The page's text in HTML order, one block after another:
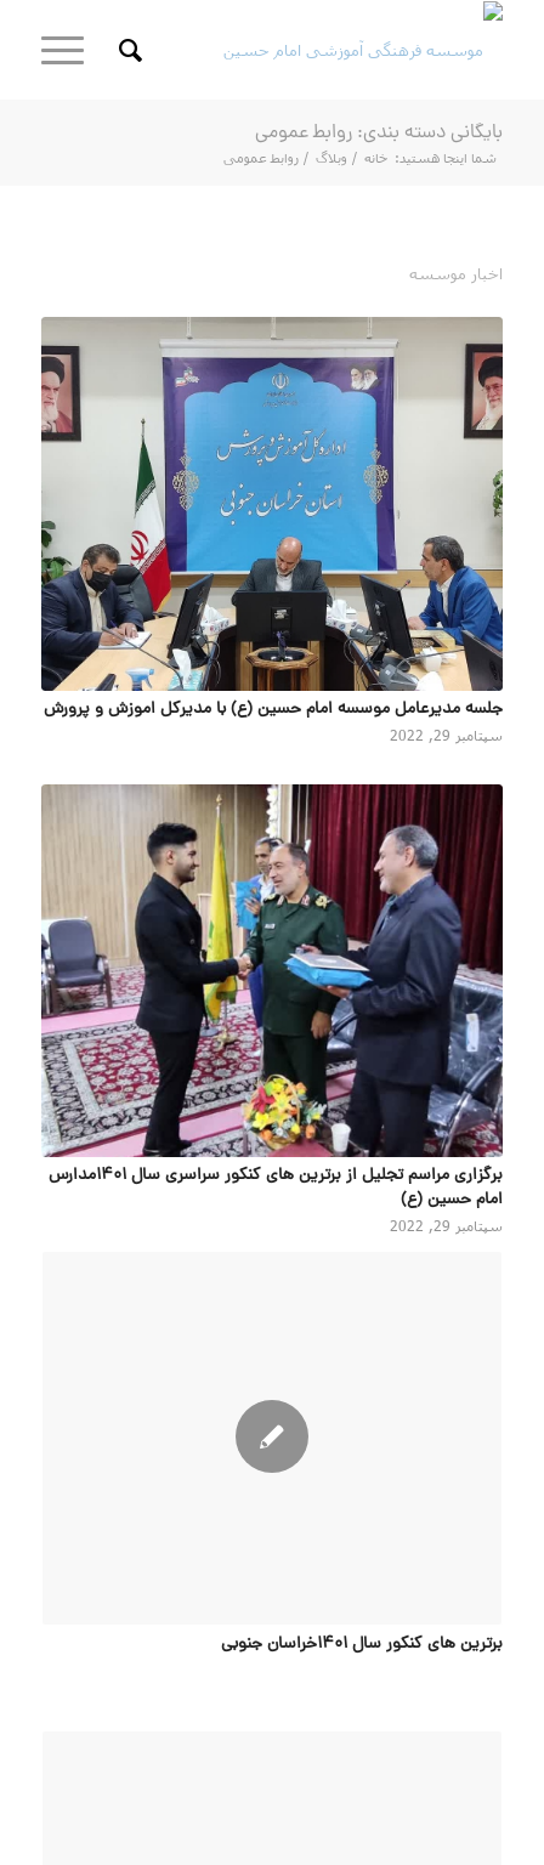
بایگانی دسته بندی: روابط عمومی
شما اینجا هستید: خانه / وبلاگ / روابط عمومی
اخبار موسسه
جلسه مدیرعامل موسسه امام حسین (ع) با مدیرکل اموزش و پرورش
سپتامبر 29, 2022
برگزاری مراسم تجلیل از برترین های کنکور سراسری سال ۱۴۰۱مدارس
امام حسین (ع)
سپتامبر 29, 2022
برترین های کنکور سال 1401خراسان جنوبی